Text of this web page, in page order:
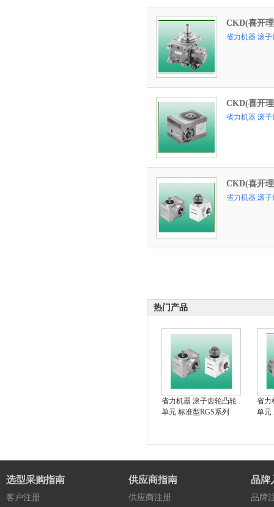
CKD(喜开
省力机器 滚
CKD(喜开
省力机器 滚
CKD(喜开
省力机器 滚
热门产品
省力机器 滚子齿轮凸轮
单元 标准型RGS系列
省力
单元
选型采购指南
客户注册
供应商指南
供应商注册
品牌
品牌